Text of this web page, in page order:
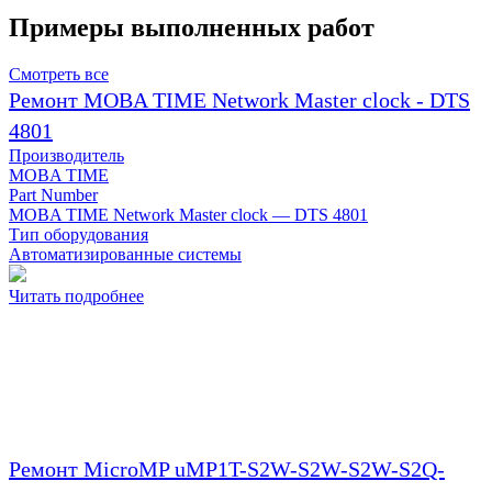
Примеры выполненных работ
Смотреть все
Ремонт MOBA TIME Network Master clock - DTS
4801
Производитель
MOBA TIME
Part Number
MOBA TIME Network Master clock — DTS 4801
Тип оборудования
Автоматизированные системы
Читать подробнее
Ремонт MicroMP uMP1T-S2W-S2W-S2W-S2Q-